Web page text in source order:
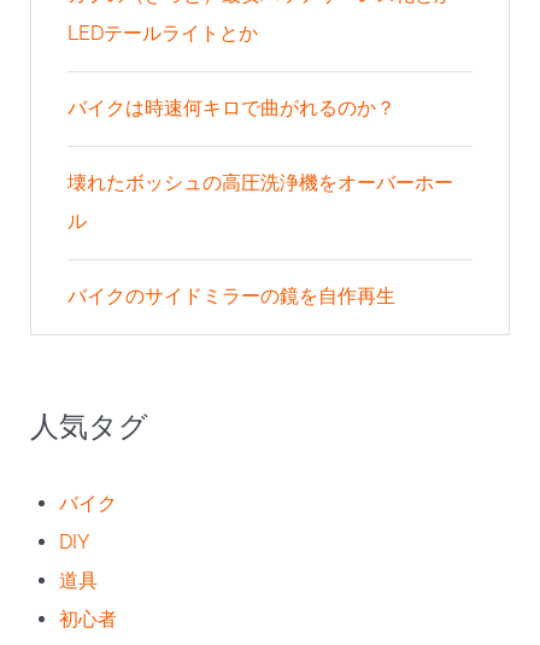
LEDテールライトとか
バイクは時速何キロで曲がれるのか？
壊れたボッシュの高圧洗浄機をオーバーホー
ル
バイクのサイドミラーの鏡を自作再生
人気タグ
バイク
DIY
道具
初心者